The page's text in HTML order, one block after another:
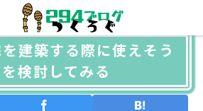
建築する際に使えそう
検討してみる